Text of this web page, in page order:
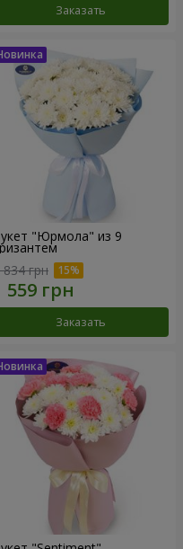
Заказать
"Юрмола" из 9
834 грн
Заказать